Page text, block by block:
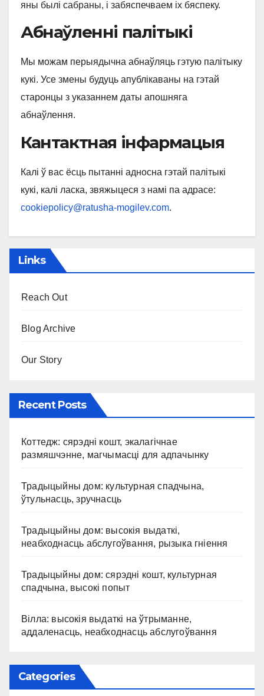
яны былі сабраны, і забяспечваем іх бяспеку.
Абнаўленні палітыкі
Мы можам перыядычна абнаўляць гэтую палітыку
кукі. Усе змены будуць апублікаваны на гэтай
старонцы з указаннем даты апошняга
абнаўлення.
Кантактная інфармацыя
Калі ў вас ёсць пытанні адносна гэтай палітыкі
кукі, калі ласка, звяжыцеся з намі па адрасе:
cookiepolicy@ratusha-mogilev.com.
Links
Reach Out
Blog Archive
Our Story
Recent Posts
Коттедж: сярэдні кошт, экалагічнае
размяшчэнне, магчымасці для адпачынку
Традыцыйны дом: культурная спадчына,
ўтульнасць, зручнасць
Традыцыйны дом: высокія выдаткі,
неабходнасць абслугоўвання, рызыка гніення
Традыцыйны дом: сярэдні кошт, культурная
спадчына, высокі попыт
Вілла: высокія выдаткі на ўтрыманне,
аддаленасць, неабходнасць абслугоўвання
Categories